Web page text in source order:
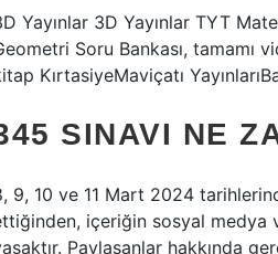
Yayınlar 3D Yayınlar TYT
Soru Bankası, tamamı
KırtasiyeMaviçatı
SINAVI NE
9, 10 ve 11 Mart 2024
içeriğin sosyal medya
Paylaşanlar hakkında